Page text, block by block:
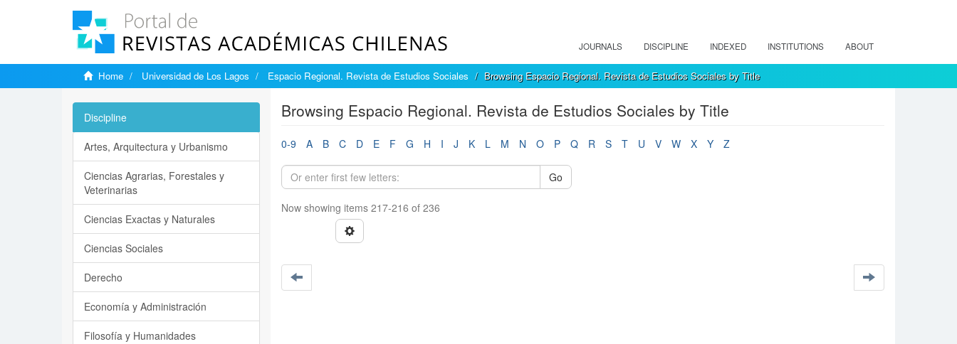
JOURNALS DISCIPLINE INDEXED INSTITUTIONS ABOUT
Home Universidad de Los Lagos Espacio Regional. Revista de Estudios Sociales Browsing Espacio Regional. Revista de Estudios Sociales by Title
Browsing Espacio Regional. Revista de Estudios Sociales by Title
0-9 A B C D E F G H I J K L M N O P Q R S T U V W X Y Z
Go
Now showing items 217-216 of 236
Discipline
Artes, Arquitectura y Urbanismo
Ciencias Agrarias, Forestales y
Veterinarias
Ciencias Exactas y Naturales
Ciencias Sociales
Derecho
Economía y Administración
Filosofía y Humanidades